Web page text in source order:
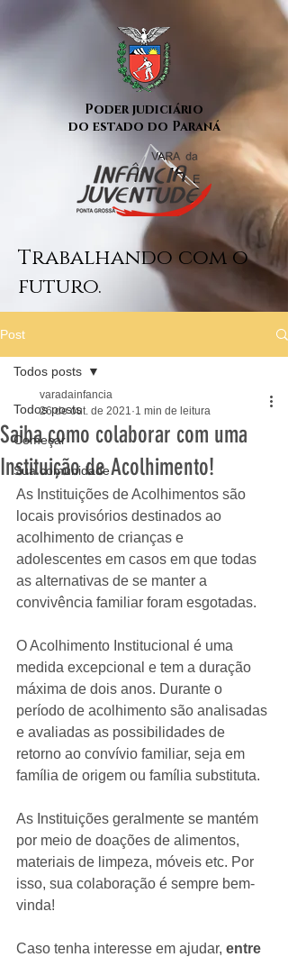
Poder judiciário
do estado do Paraná
Trabalhando com o
futuro.
Post
Todos posts
Começar
Sua comunidade
Todos posts
Saiba como colaborar com uma
Instituição de Acolhimento!
varadainfancia
26 de out. de 2021 1 min de leitura
As Instituições de Acolhimentos são
locais provisórios destinados ao
acolhimento de crianças e
adolescentes em casos em que todas
as alternativas de se manter a
convivência familiar foram esgotadas.
O Acolhimento Institucional é uma
medida excepcional e tem a duração
máxima de dois anos. Durante o
período de acolhimento são analisadas
e avaliadas as possibilidades de
retorno ao convívio familiar, seja em
família de origem ou família substituta.
As Instituições geralmente se mantém
por meio de doações de alimentos,
materiais de limpeza, móveis etc. Por
isso, sua colaboração é sempre bem-
vinda!
Caso tenha interesse em ajudar, entre